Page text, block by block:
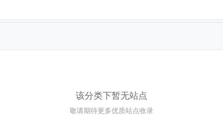
该分类下暂无站点
敬请期待更多优质站点收录